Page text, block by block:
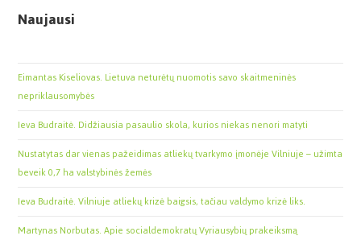
Naujausi
Eimantas Kiseliovas. Lietuva neturėtų nuomotis savo skaitmeninės
nepriklausomybės
Ieva Budraitė. Didžiausia pasaulio skola, kurios niekas nenori matyti
Nustatytas dar vienas pažeidimas atliekų tvarkymo įmonėje Vilniuje – užimta
beveik 0,7 ha valstybinės žemės
Ieva Budraitė. Vilniuje atliekų krizė baigsis, tačiau valdymo krizė liks.
Martynas Norbutas. Apie socialdemokratų Vyriausybių prakeiksmą